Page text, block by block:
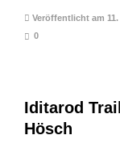
Veröffentlicht am 11.
0
Iditarod
Hösch